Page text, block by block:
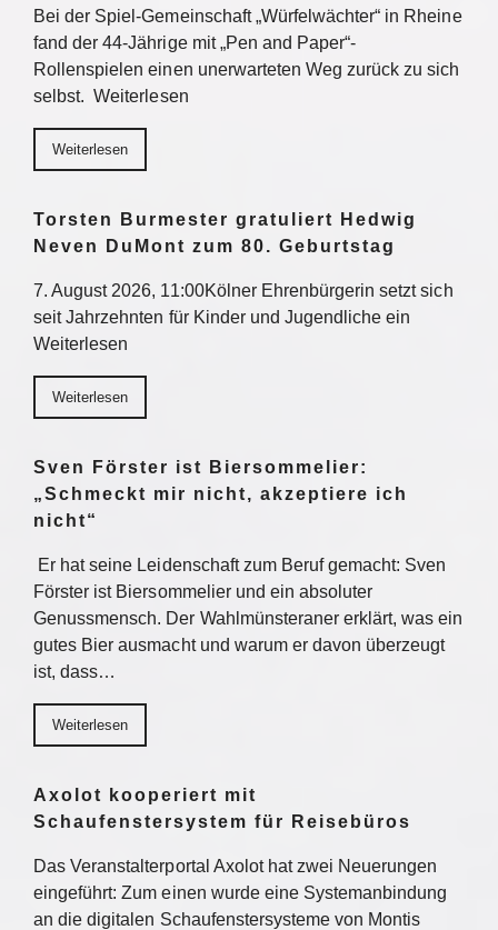
Bei der Spiel-Gemeinschaft „Würfelwächter“ in Rheine
fand der 44-Jährige mit „Pen and Paper“-
Rollenspielen einen unerwarteten Weg zurück zu sich
selbst. Weiterlesen
Weiterlesen
Torsten Burmester gratuliert Hedwig
Neven DuMont zum 80. Geburtstag
7. August 2026, 11:00Kölner Ehrenbürgerin setzt sich
seit Jahrzehnten für Kinder und Jugendliche ein
Weiterlesen
Weiterlesen
Sven Förster ist Biersommelier:
„Schmeckt mir nicht, akzeptiere ich
nicht“
Er hat seine Leidenschaft zum Beruf gemacht: Sven
Förster ist Biersommelier und ein absoluter
Genussmensch. Der Wahlmünsteraner erklärt, was ein
gutes Bier ausmacht und warum er davon überzeugt
ist, dass…
Weiterlesen
Axolot kooperiert mit
Schaufenstersystem für Reisebüros
Das Veranstalterportal Axolot hat zwei Neuerungen
eingeführt: Zum einen wurde eine Systemanbindung
an die digitalen Schaufenstersysteme von Montis